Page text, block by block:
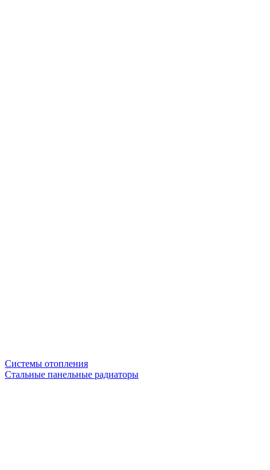
Системы отопления
Стальные панельные радиаторы